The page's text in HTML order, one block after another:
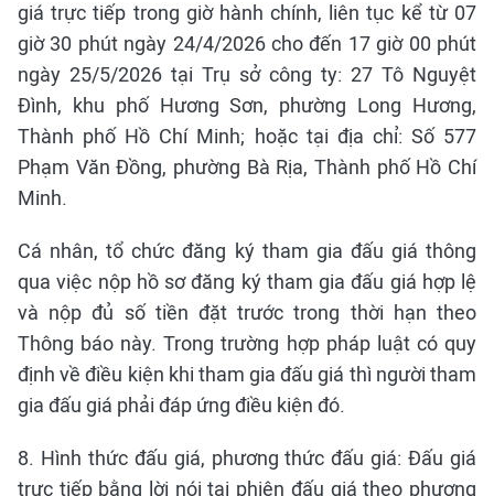
giá trực tiếp trong giờ hành chính, liên tục kể từ 07
giờ 30 phút ngày 24/4/2026 cho đến 17 giờ 00 phút
ngày 25/5/2026 tại Trụ sở công ty: 27 Tô Nguyệt
Đình, khu phố Hương Sơn, phường Long Hương,
Thành phố Hồ Chí Minh; hoặc tại địa chỉ: Số 577
Phạm Văn Đồng, phường Bà Rịa, Thành phố Hồ Chí
Minh.
Cá nhân, tổ chức đăng ký tham gia đấu giá thông
qua việc nộp hồ sơ đăng ký tham gia đấu giá hợp lệ
và nộp đủ số tiền đặt trước trong thời hạn theo
Thông báo này. Trong trường hợp pháp luật có quy
định về điều kiện khi tham gia đấu giá thì người tham
gia đấu giá phải đáp ứng điều kiện đó.
8. Hình thức đấu giá, phương thức đấu giá: Đấu giá
trực tiếp bằng lời nói tại phiên đấu giá theo phương